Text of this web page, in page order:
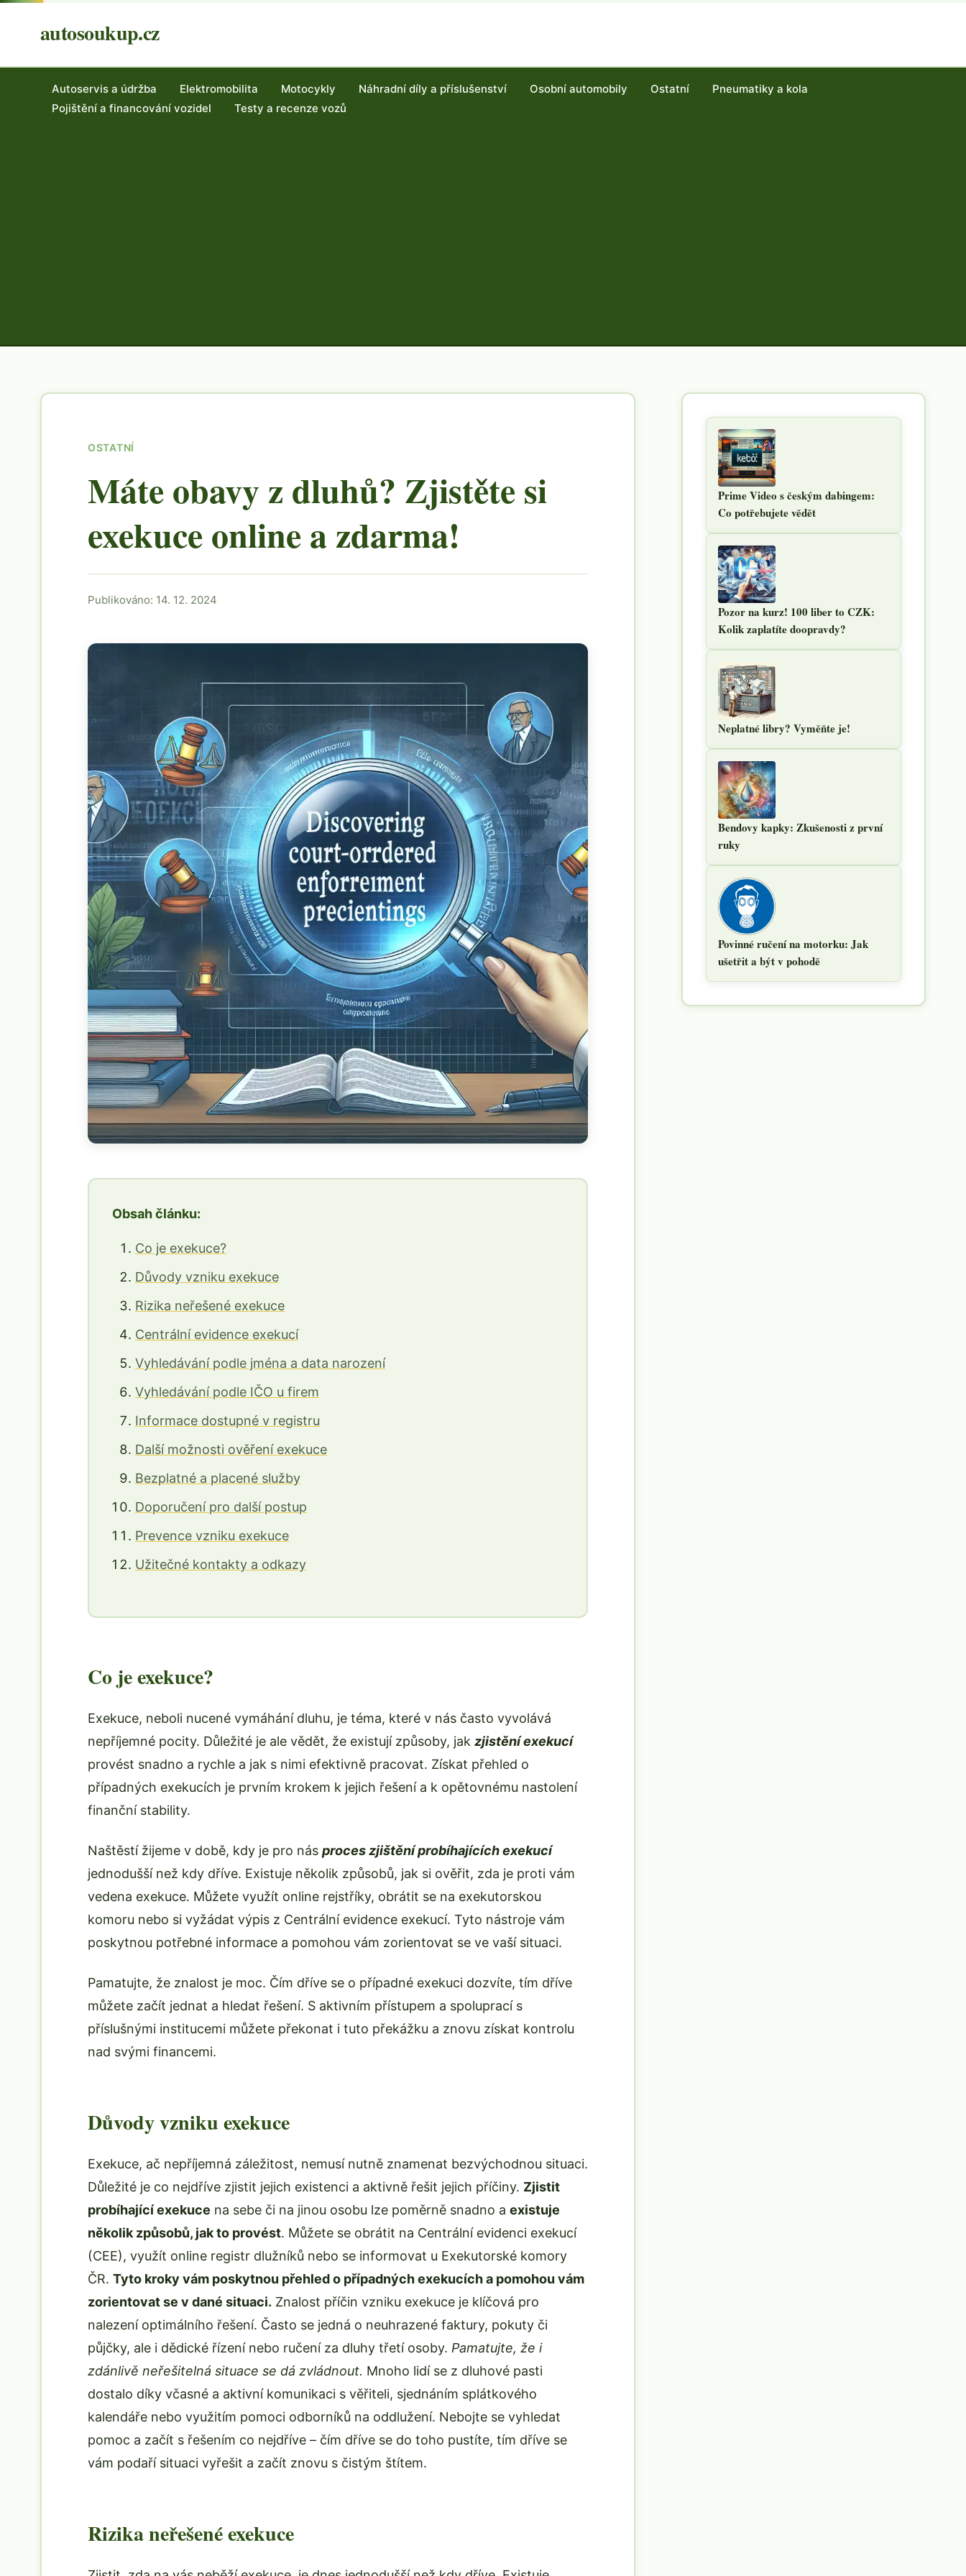
autosoukup.cz
Autoservis a údržba Elektromobilita Motocykly Náhradní díly a příslušenství Osobní automobily Ostatní
Pneumatiky a kola
Pojištění a financování vozidel
Testy a recenze vozů
OSTATNÍ
Máte obavy z dluhů? Zjistěte si
exekuce online a zdarma!
Publikováno: 14. 12. 2024
Obsah článku:
Co je exekuce?
Důvody vzniku exekuce
Rizika neřešené exekuce
Centrální evidence exekucí
Vyhledávání podle jména a data narození
Vyhledávání podle IČO u firem
Informace dostupné v registru
Další možnosti ověření exekuce
Bezplatné a placené služby
Doporučení pro další postup
Prevence vzniku exekuce
Užitečné kontakty a odkazy
Co je exekuce?
Exekuce, neboli nucené vymáhání dluhu, je téma, které v nás často vyvolává
nepříjemné pocity. Důležité je ale vědět, že existují způsoby, jak zjistění exekucí
provést snadno a rychle a jak s nimi efektivně pracovat. Získat přehled o
případných exekucích je prvním krokem k jejich řešení a k opětovnému nastolení
finanční stability.
Naštěstí žijeme v době, kdy je pro nás proces zjištění probíhajících exekucí
jednodušší než kdy dříve. Existuje několik způsobů, jak si ověřit, zda je proti vám
vedena exekuce. Můžete využít online rejstříky, obrátit se na exekutorskou
komoru nebo si vyžádat výpis z Centrální evidence exekucí. Tyto nástroje vám
poskytnou potřebné informace a pomohou vám zorientovat se ve vaší situaci.
Pamatujte, že znalost je moc. Čím dříve se o případné exekuci dozvíte, tím dříve
můžete začít jednat a hledat řešení. S aktivním přístupem a spoluprací s
příslušnými institucemi můžete překonat i tuto překážku a znovu získat kontrolu
nad svými financemi.
Důvody vzniku exekuce
Exekuce, ač nepříjemná záležitost, nemusí nutně znamenat bezvýchodnou situaci.
Důležité je co nejdříve zjistit jejich existenci a aktivně řešit jejich příčiny. Zjistit
probíhající exekuce na sebe či na jinou osobu lze poměrně snadno a existuje
několik způsobů, jak to provést. Můžete se obrátit na Centrální evidenci exekucí
(CEE), využít online registr dlužníků nebo se informovat u Exekutorské komory
ČR. Tyto kroky vám poskytnou přehled o případných exekucích a pomohou vám
zorientovat se v dané situaci. Znalost příčin vzniku exekuce je klíčová pro
nalezení optimálního řešení. Často se jedná o neuhrazené faktury, pokuty či
půjčky, ale i dědické řízení nebo ručení za dluhy třetí osoby. Pamatujte, že i
zdánlivě neřešitelná situace se dá zvládnout. Mnoho lidí se z dluhové pasti
dostalo díky včasné a aktivní komunikaci s věřiteli, sjednáním splátkového
kalendáře nebo využitím pomoci odborníků na oddlužení. Nebojte se vyhledat
pomoc a začít s řešením co nejdříve – čím dříve se do toho pustíte, tím dříve se
vám podaří situaci vyřešit a začít znovu s čistým štítem.
Rizika neřešené exekuce
Prime Video s českým dabingem:
Co potřebujete vědět
Pozor na kurz! 100 liber to CZK:
Kolik zaplatíte doopravdy?
Neplatné libry? Vyměňte je!
Bendovy kapky: Zkušenosti z první
ruky
Povinné ručení na motorku: Jak
ušetřit a být v pohodě